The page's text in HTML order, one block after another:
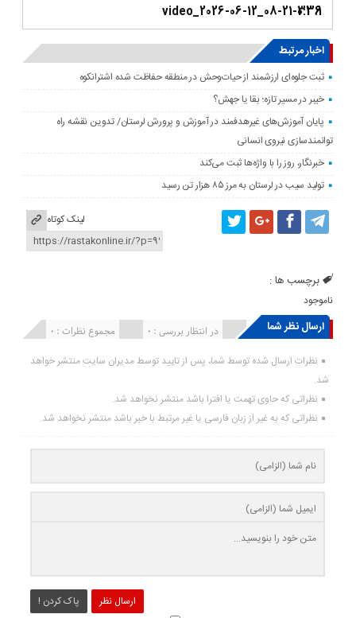
1.
video_2026-06-12_08-21-32
0:36
اخبار مرتبط
ثبت جلوه‌ای ارزشمند از حیات‌وحش در منطقه حفاظت شده اشترانکوه
خیبر در مسیر تازه؛ بقا یا جهش؟
پایان آموزش‌های غیرهدفمند در آموزش و پرورش لرستان/ تدوین نقشه راه
توانمندسازی نیروی انسانی
خبرنگار، روز را با واژه‌ها ثبت می‌کند
تولید سیب در لرستان به مرز ۸۵ هزار تن رسید
لینک کوتاه
برچسب ها :
ناموجود
ارسال نظر شما مجموع نظرات : 0 در انتظار بررسی : 0 انتشار یافته : ۰
نظرات ارسال شده توسط شما، پس از تایید توسط مدیران سایت منتشر خواهد
شد.
نظراتی که حاوی تهمت یا افترا باشد منتشر نخواهد شد.
نظراتی که به غیر از زبان فارسی یا غیر مرتبط با خبر باشد منتشر نخواهد شد.
ارسال نظر پاک کردن !